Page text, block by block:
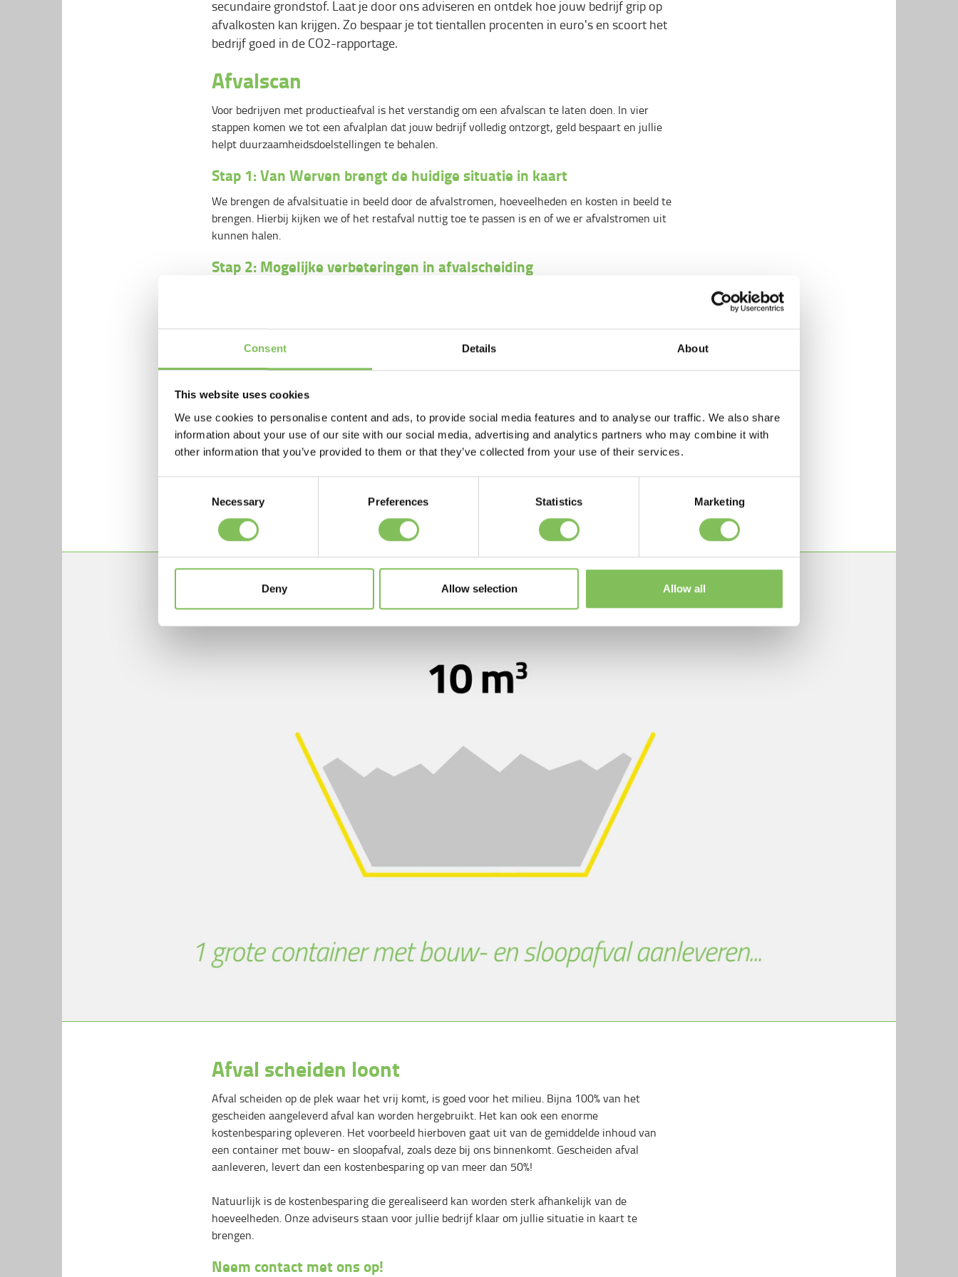
Consent Details About
This website uses cookies
We use cookies to personalise content and ads, to provide social media features and to analyse our traffic. We also share
information about your use of our site with our social media, advertising and analytics partners who may combine it with
other information that you’ve provided to them or that they’ve collected from your use of their services.
Necessary Preferences Statistics Marketing
Deny Allow selection Allow all
secundaire grondstof. Laat je door ons adviseren en ontdek hoe jouw bedrijf grip op
afvalkosten kan krijgen. Zo bespaar je tot tientallen procenten in euro's en scoort het
bedrijf goed in de CO2-rapportage.
Afvalscan
Voor bedrijven met productieafval is het verstandig om een afvalscan te laten doen. In vier
stappen komen we tot een afvalplan dat jouw bedrijf volledig ontzorgt, geld bespaart en jullie
helpt duurzaamheidsdoelstellingen te behalen.
Stap 1: Van Werven brengt de huidige situatie in kaart
We brengen de afvalsituatie in beeld door de afvalstromen, hoeveelheden en kosten in beeld te
brengen. Hierbij kijken we of het restafval nuttig toe te passen is en of we er afvalstromen uit
kunnen halen.
Stap 2: Mogelijke verbeteringen in afvalscheiding
goedkoper om af te voeren en leveren in enkele gevallen zelfs geld op!
Stap 3: Doelstellingen in kaart
portemonnee. We zoeken het ideale evenwicht tussen transport en volumes. Daarbij zijn de
duurzaamheidsdoelstellingen van jullie bedrijf vaak bepalend.
Stap 4: Actieplan
Samen komen we tot een concreet actieplan, inclusief een offerte. Van Werven heeft alles in
Door samen te werken komen we tot een echte oplossing.
Afval scheiden loont
Afval scheiden op de plek waar het vrij komt, is goed voor het milieu. Bijna 100% van het
gescheiden aangeleverd afval kan worden hergebruikt. Het kan ook een enorme
kostenbesparing opleveren. Het voorbeeld hierboven gaat uit van de gemiddelde inhoud van
een container met bouw- en sloopafval, zoals deze bij ons binnenkomt. Gescheiden afval
aanleveren, levert dan een kostenbesparing op van meer dan 50%!
Natuurlijk is de kostenbesparing die gerealiseerd kan worden sterk afhankelijk van de
hoeveelheden. Onze adviseurs staan voor jullie bedrijf klaar om jullie situatie in kaart te
brengen.
Neem contact met ons op!